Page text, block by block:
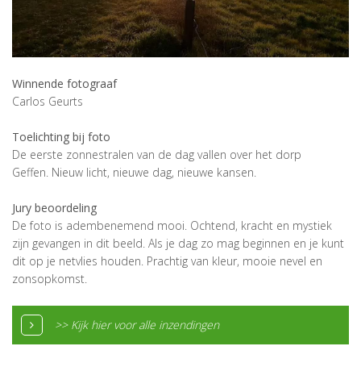
Winnende fotograaf
Carlos Geurts
Toelichting bij foto
De eerste zonnestralen van de dag vallen over het dorp
Geffen. Nieuw licht, nieuwe dag, nieuwe kansen.
Jury beoordeling
De foto is adembenemend mooi. Ochtend, kracht en mystiek
zijn gevangen in dit beeld. Als je dag zo mag beginnen en je kunt
dit op je netvlies houden. Prachtig van kleur, mooie nevel en
zonsopkomst.
>> Kijk hier voor alle inzendingen